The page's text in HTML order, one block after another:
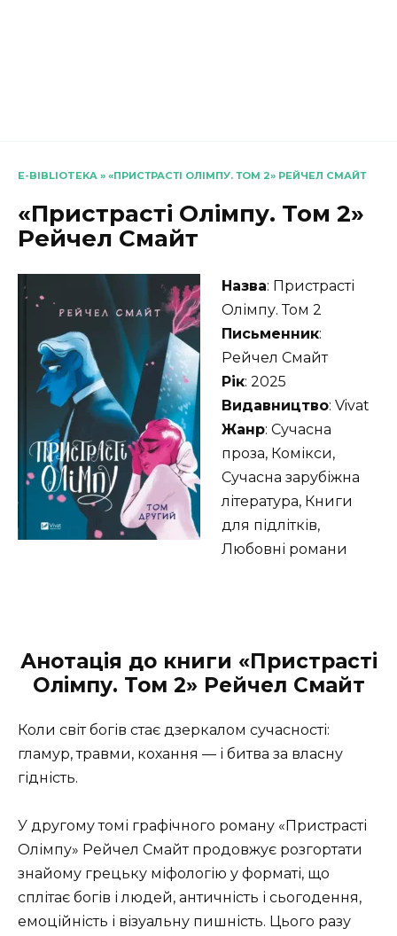
E-BIBLIOTEKA » «ПРИСТРАСТІ ОЛІМПУ. ТОМ 2» РЕЙЧЕЛ СМАЙТ
«Пристрасті Олімпу. Том 2»
Рейчел Смайт
Назва: Пристрасті
Олімпу. Том 2
Письменник:
Рейчел Смайт
Рік: 2025
Видавництво: Vivat
Жанр: Сучасна
проза, Комікси,
Сучасна зарубіжна
література, Книги
для підлітків,
Любовні романи
Анотація до книги «Пристрасті
Олімпу. Том 2» Рейчел Смайт
Коли світ богів стає дзеркалом сучасності:
гламур, травми, кохання — і битва за власну
гідність.
У другому томі графічного роману «Пристрасті
Олімпу» Рейчел Смайт продовжує розгортати
знайому грецьку міфологію у форматі, що
сплітає богів і людей, античність і сьогодення,
емоційність і візуальну пишність. Цього разу